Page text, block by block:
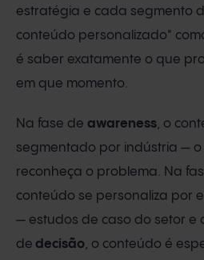
estratégia e cada segmento
conteúdo personalizado"
é saber exatamente o que
em que momento.
Na fase de awareness, o
segmentado por indústria —
reconheça o problema. Na
conteúdo se personaliza por
— estudos de caso do setor e
de decisão, o conteúdo é